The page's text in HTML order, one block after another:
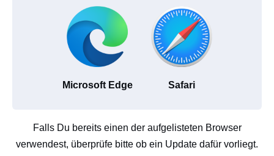
Microsoft Edge Safari
Falls Du bereits einen der aufgelisteten Browser
verwendest, überprüfe bitte ob ein Update dafür vorliegt.